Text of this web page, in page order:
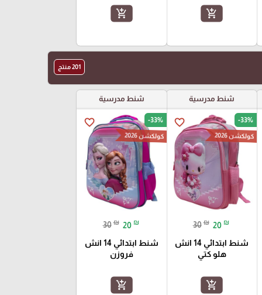
add_shopping_cart
add_shopping_cart
201 منتج
شنط مدرسية
favorite_border -33%
كولكشن 2026
30 ₪ 20 ₪
شنط ابتدائي 14 انش
هلو كتي
add_shopping_cart
شنط مدرسية
favorite_border -33%
كولكشن 2026
30 ₪ 20 ₪
شنط ابتدائي 14 انش
فروزن
add_shopping_cart